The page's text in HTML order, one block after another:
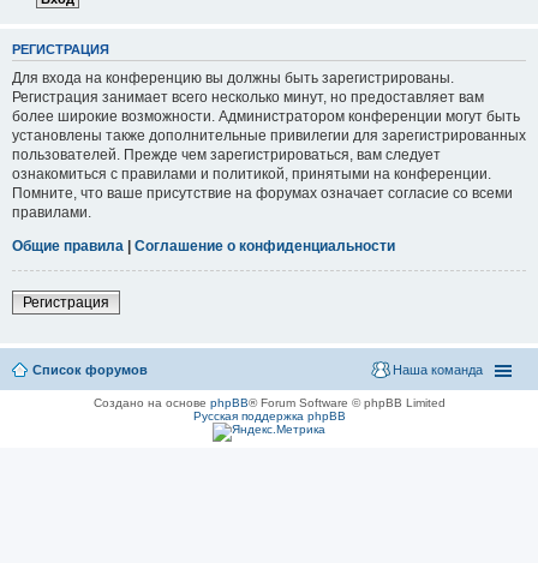
РЕГИСТРАЦИЯ
Для входа на конференцию вы должны быть зарегистрированы.
Регистрация занимает всего несколько минут, но предоставляет вам
более широкие возможности. Администратором конференции могут быть
установлены также дополнительные привилегии для зарегистрированных
пользователей. Прежде чем зарегистрироваться, вам следует
ознакомиться с правилами и политикой, принятыми на конференции.
Помните, что ваше присутствие на форумах означает согласие со всеми
правилами.
Общие правила | Соглашение о конфиденциальности
Регистрация
Список форумов Наша команда
Создано на основе phpBB® Forum Software © phpBB Limited
Русская поддержка phpBB